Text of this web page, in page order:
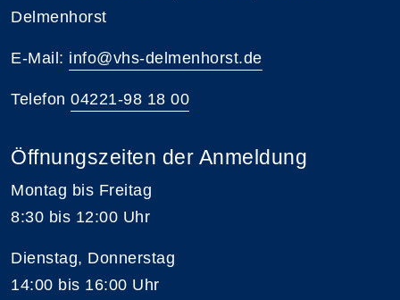
Delmenhorst
E-Mail: info@vhs-delmenhorst.de
Telefon 04221-98 18 00
Öffnungszeiten der Anmeldung
Montag bis Freitag
8:30 bis 12:00 Uhr
Dienstag, Donnerstag
14:00 bis 16:00 Uhr